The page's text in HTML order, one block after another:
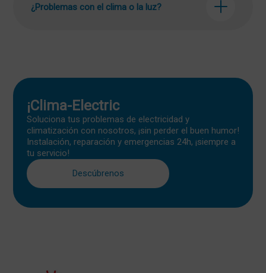
¿Problemas con el clima o la luz?
¡Clima-Electric
Soluciona tus problemas de electricidad y
climatización con nosotros, ¡sin perder el buen humor!
Instalación, reparación y emergencias 24h, ¡siempre a
tu servicio!
Descúbrenos